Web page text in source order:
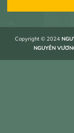
Copyright © 2024
NGUYÊN